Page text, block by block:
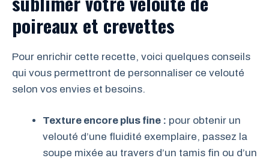
poireaux et crevettes
Pour enrichir cette recette, voici quelques conseils
qui vous permettront de personnaliser ce velouté
selon vos envies et besoins.
Texture encore plus fine : pour obtenir un
velouté d’une fluidité exemplaire, passez la
soupe mixée au travers d’un tamis fin ou d’un